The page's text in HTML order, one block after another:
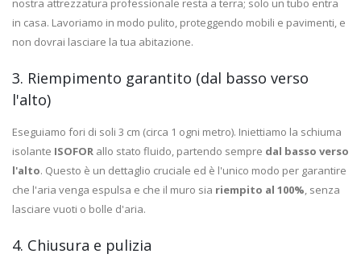
nostra attrezzatura professionale resta a terra; solo un tubo entra
in casa. Lavoriamo in modo pulito, proteggendo mobili e pavimenti, e
non dovrai lasciare la tua abitazione.
3. Riempimento garantito (dal basso verso
l'alto)
Eseguiamo fori di soli 3 cm (circa 1 ogni metro). Iniettiamo la schiuma
isolante ISOFOR allo stato fluido, partendo sempre dal basso verso
l'alto. Questo è un dettaglio cruciale ed è l'unico modo per garantire
che l'aria venga espulsa e che il muro sia riempito al 100%, senza
lasciare vuoti o bolle d'aria.
4. Chiusura e pulizia